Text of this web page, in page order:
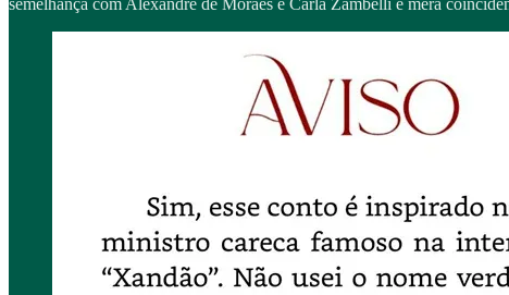
semelhança com Alexandre de Moraes e Carla Zambelli é mera